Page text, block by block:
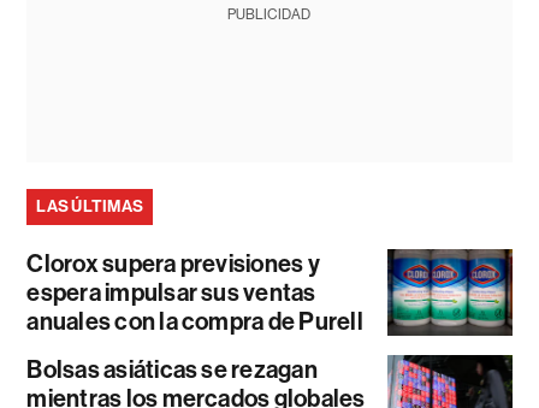
PUBLICIDAD
LAS ÚLTIMAS
Clorox supera previsiones y
espera impulsar sus ventas
anuales con la compra de Purell
Bolsas asiáticas se rezagan
mientras los mercados globales